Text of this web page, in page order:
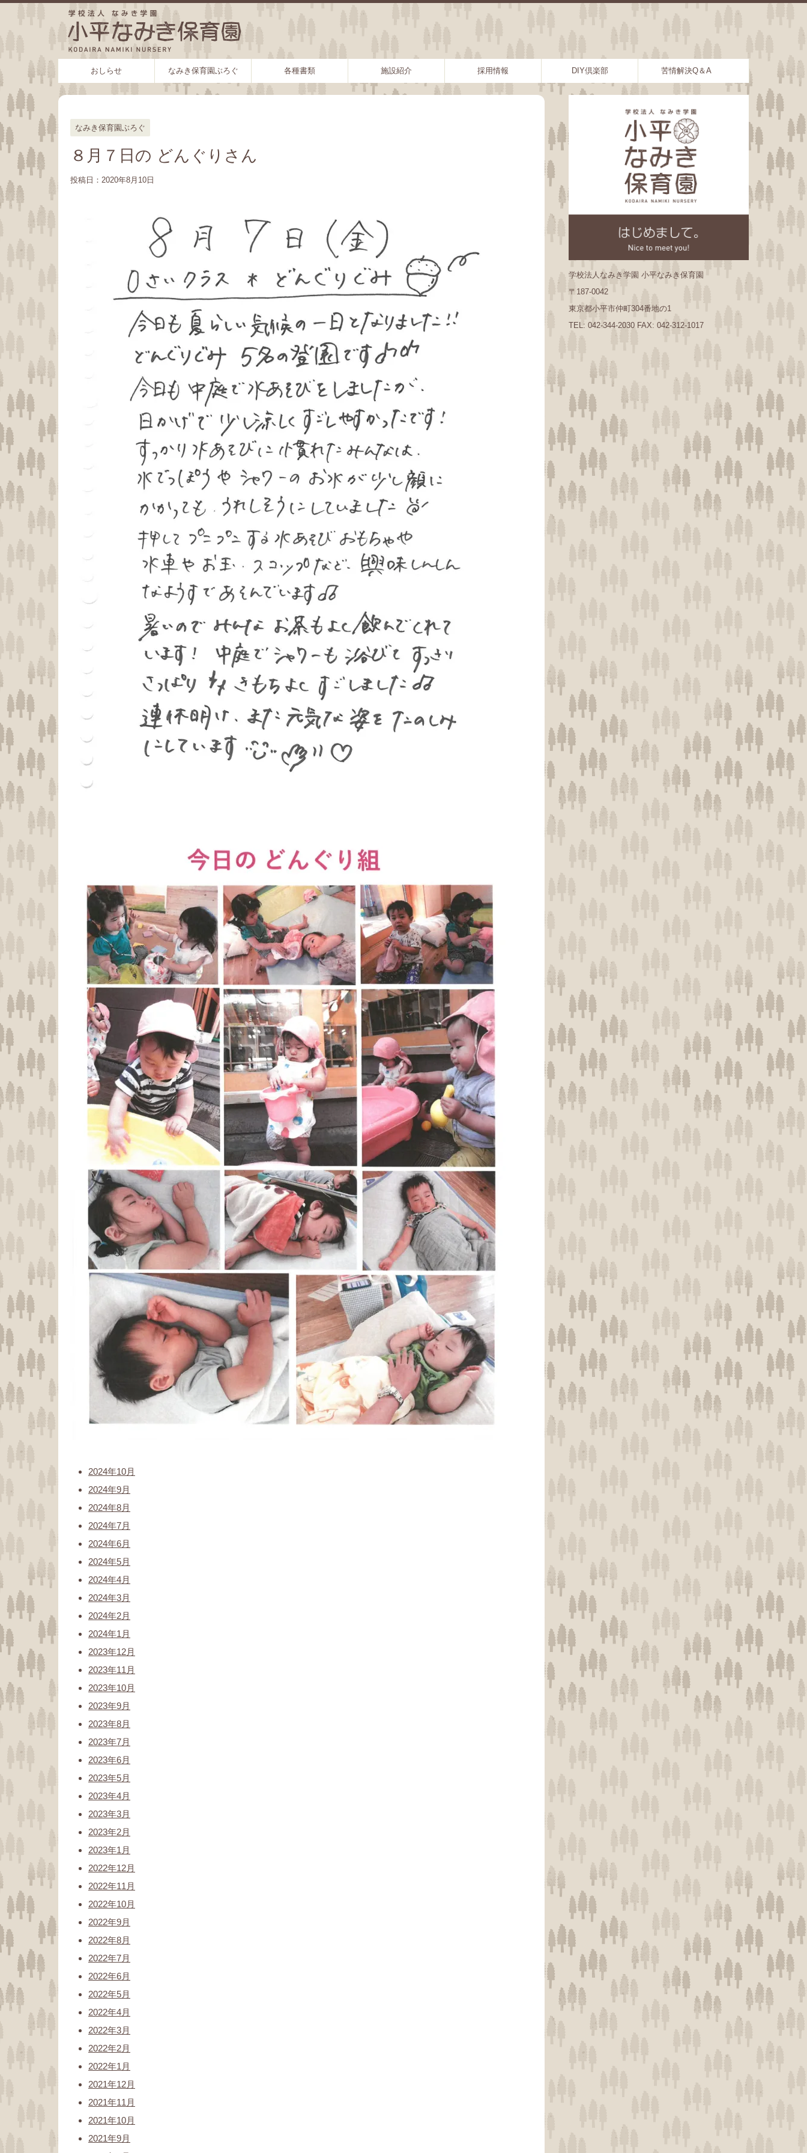
おしらせ なみき保育園ぶろぐ 各種書類 施設紹介 採用情報 DIY倶楽部 苦情解決Q＆A
なみき保育園ぶろぐ
８月７日の どんぐりさん
投稿日： 2020年8月10日
2024年10月
2024年9月
2024年8月
2024年7月
2024年6月
2024年5月
2024年4月
2024年3月
2024年2月
2024年1月
2023年12月
2023年11月
2023年10月
2023年9月
2023年8月
2023年7月
2023年6月
2023年5月
2023年4月
2023年3月
2023年2月
2023年1月
2022年12月
2022年11月
2022年10月
2022年9月
2022年8月
2022年7月
2022年6月
2022年5月
2022年4月
2022年3月
2022年2月
2022年1月
2021年12月
2021年11月
2021年10月
2021年9月
学校法人なみき学園 小平なみき保育園
〒187-0042
東京都小平市仲町304番地の1
TEL: 042-344-2030 FAX: 042-312-1017